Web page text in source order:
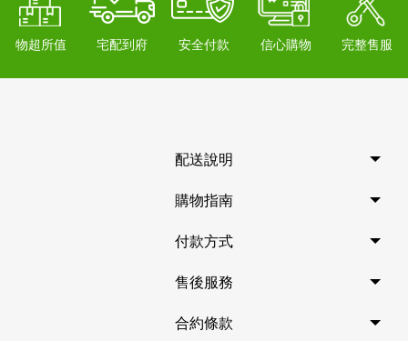
物超所值 宅配到府 安全付款 信心購物 完整售服
配送說明
購物指南
付款方式
售後服務
合約條款